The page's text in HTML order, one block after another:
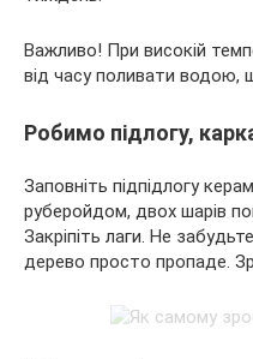
Важливо! При високій
від часу поливати водою,
Робимо підлогу,
Заповніть підпідлогу
руберойдом, двох шарів
Закріпіть лаги. Не
дерево просто пропаде.